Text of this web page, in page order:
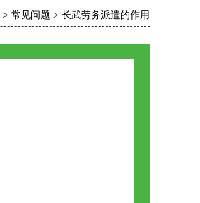
> 常见问题 > 长武劳务派遣的作用